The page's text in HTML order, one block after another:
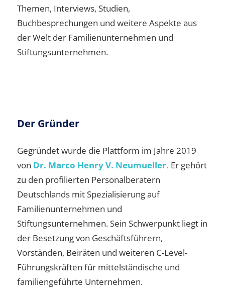
Themen, Interviews, Studien,
Buchbesprechungen und weitere Aspekte aus
der Welt der Familienunternehmen und
Stiftungsunternehmen.
Der Gründer
Gegründet wurde die Plattform im Jahre 2019
von Dr. Marco Henry V. Neumueller. Er gehört
zu den profilierten Personalberatern
Deutschlands mit Spezialisierung auf
Familienunternehmen und
Stiftungsunternehmen. Sein Schwerpunkt liegt in
der Besetzung von Geschäftsführern,
Vorständen, Beiräten und weiteren C-Level-
Führungskräften für mittelständische und
familiengeführte Unternehmen.